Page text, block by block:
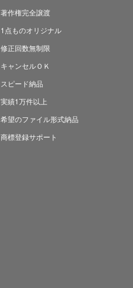
著作権完全譲渡
1点ものオリジナル
修正回数無制限
キャンセルＯＫ
スピード納品
実績1万件以上
希望のファイル形式納品
商標登録サポート